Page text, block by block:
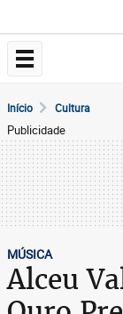
Início Cultura
Publicidade
MÚSICA
Alceu